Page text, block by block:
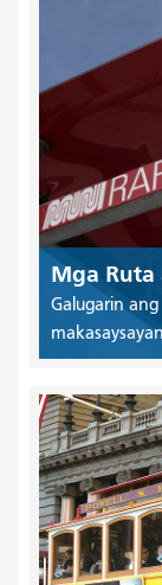
Mga
Galugarin